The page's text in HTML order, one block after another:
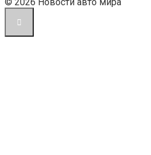
© 2026 Новости авто мира